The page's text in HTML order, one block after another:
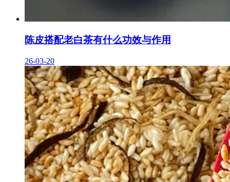
陈皮搭配老白茶有什么功效与作用
26-03-20